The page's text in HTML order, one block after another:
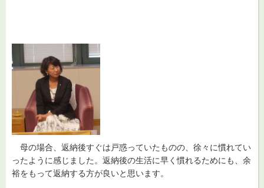
母の場合、 返納後すぐは戸惑っていたものの、徐々に慣れてい
ったように感じました。返納後の生活に早く慣れるためにも、余
裕をもって返納する方が良いと思います。